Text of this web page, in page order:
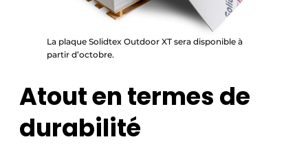
La plaque Solidtex Outdoor XT sera disponible à
partir d’octobre.
Atout en termes de
durabilité